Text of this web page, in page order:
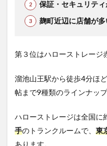
保証・セキュリテ
麹町近辺に店舗が多
第３位はハローストレージ
溜池山王駅から徒歩4分ほ
帖まで9種類のラインナッ
ハローストレージは全国に
手のトランクルームで、 東
あります。